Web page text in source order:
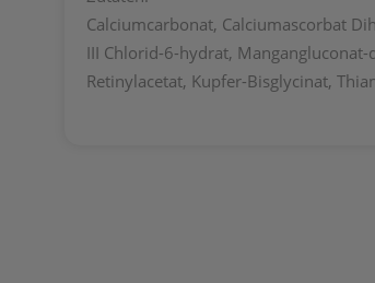
Calciumcarbonat, Calciumascorbat
III Chlorid-6-hydrat,
Retinylacetat, Kupfer-Bisglycinat,